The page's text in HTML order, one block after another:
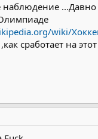
...Давно
wiki/
сработает на этот